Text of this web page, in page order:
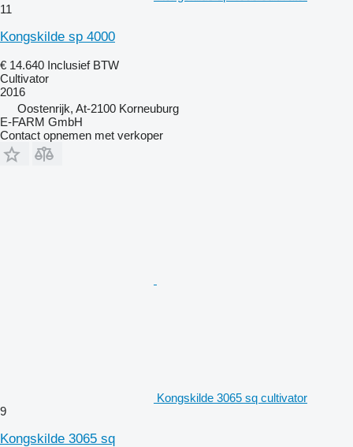
11
Kongskilde sp 4000
€ 14.640 Inclusief BTW
Cultivator
2016
Oostenrijk, At-2100 Korneuburg
E-FARM GmbH
Contact opnemen met verkoper
Kongskilde 3065 sq cultivator
9
Kongskilde 3065 sq